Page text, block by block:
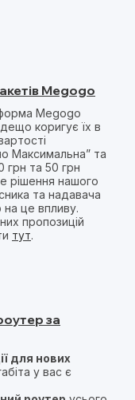
Megogo
Megogo
коригує їх в
Максимальна” та
грн та 50 грн
рішення нашого
та надавача
це впливу.
пропозицій
тут.
за
для нових
у вас є